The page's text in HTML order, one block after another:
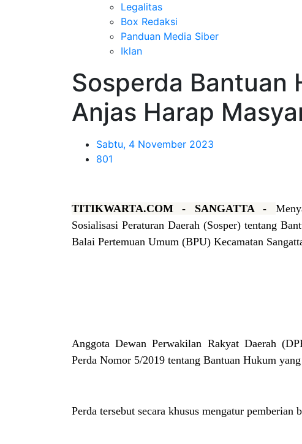
Legalitas
Box Redaksi
Panduan Media Siber
Iklan
Sosperda Bantuan
Anjas Harap
Sabtu, 4 November 2023
801
TITIKWARTA.COM - SANGATTA -
Sosialisasi Peraturan Daerah (Sosper) tentang
Balai Pertemuan Umum (BPU) Kecamatan
Anggota Dewan Perwakilan Rakyat Daerah
Perda Nomor 5/2019 tentang Bantuan Hukum
Perda tersebut secara khusus mengatur